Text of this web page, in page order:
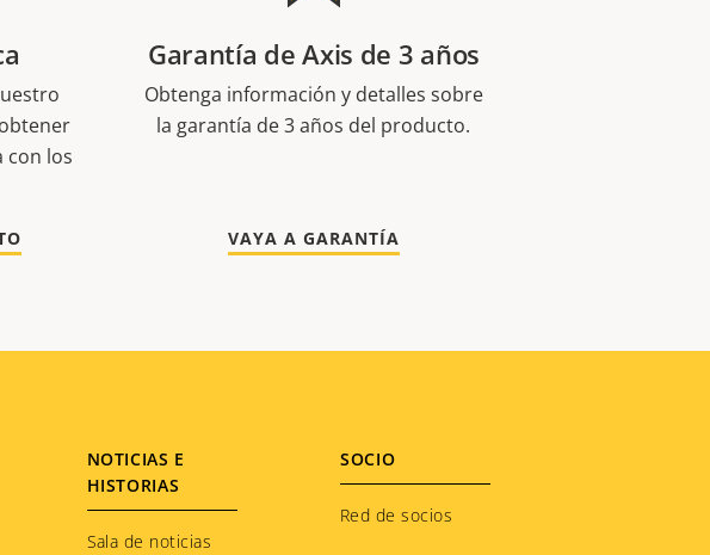
con los
Garantía de Axis de 3 años
Obtenga información y detalles sobre
la garantía de 3 años del producto.
VAYA A GARANTÍA
NOTICIAS E
HISTORIAS
Sala de noticias
SOCIO
Red de socios